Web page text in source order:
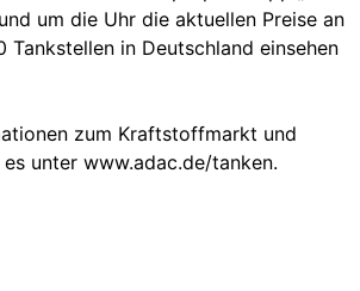
um die Uhr die aktuellen Preise an
Tankstellen in Deutschland einsehen
zum Kraftstoffmarkt und
unter www.adac.de/tanken.